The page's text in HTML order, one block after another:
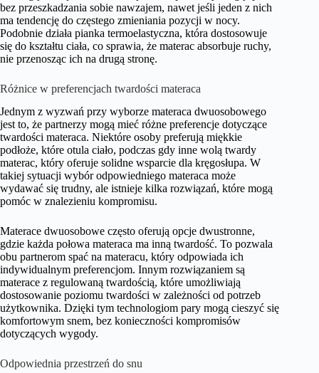
bez przeszkadzania sobie nawzajem, nawet jeśli jeden z nich
ma tendencję do częstego zmieniania pozycji w nocy.
Podobnie działa pianka termoelastyczna, która dostosowuje
się do kształtu ciała, co sprawia, że materac absorbuje ruchy,
nie przenosząc ich na drugą stronę.
Różnice w preferencjach twardości materaca
Jednym z wyzwań przy wyborze materaca dwuosobowego
jest to, że partnerzy mogą mieć różne preferencje dotyczące
twardości materaca. Niektóre osoby preferują miękkie
podłoże, które otula ciało, podczas gdy inne wolą twardy
materac, który oferuje solidne wsparcie dla kręgosłupa. W
takiej sytuacji wybór odpowiedniego materaca może
wydawać się trudny, ale istnieje kilka rozwiązań, które mogą
pomóc w znalezieniu kompromisu.
Materace dwuosobowe często oferują opcje dwustronne,
gdzie każda połowa materaca ma inną twardość. To pozwala
obu partnerom spać na materacu, który odpowiada ich
indywidualnym preferencjom. Innym rozwiązaniem są
materace z regulowaną twardością, które umożliwiają
dostosowanie poziomu twardości w zależności od potrzeb
użytkownika. Dzięki tym technologiom pary mogą cieszyć się
komfortowym snem, bez konieczności kompromisów
dotyczących wygody.
Odpowiednia przestrzeń do snu